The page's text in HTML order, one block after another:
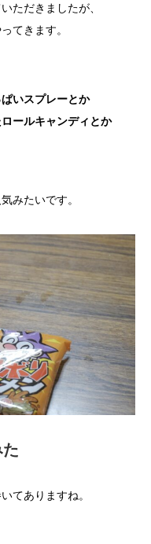
ただきましたが、
てきます。
いスプレーとか
ールキャンディとか
みたいです。
てありますね。